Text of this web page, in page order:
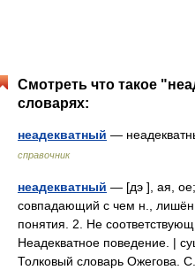
Смотреть что такое
словарях:
неадекватный —
справочник
неадекватный — [дэ ], ая,
совпадающий с чем н.,
понятия. 2. Не
Неадекватное поведение. |
Толковый словарь